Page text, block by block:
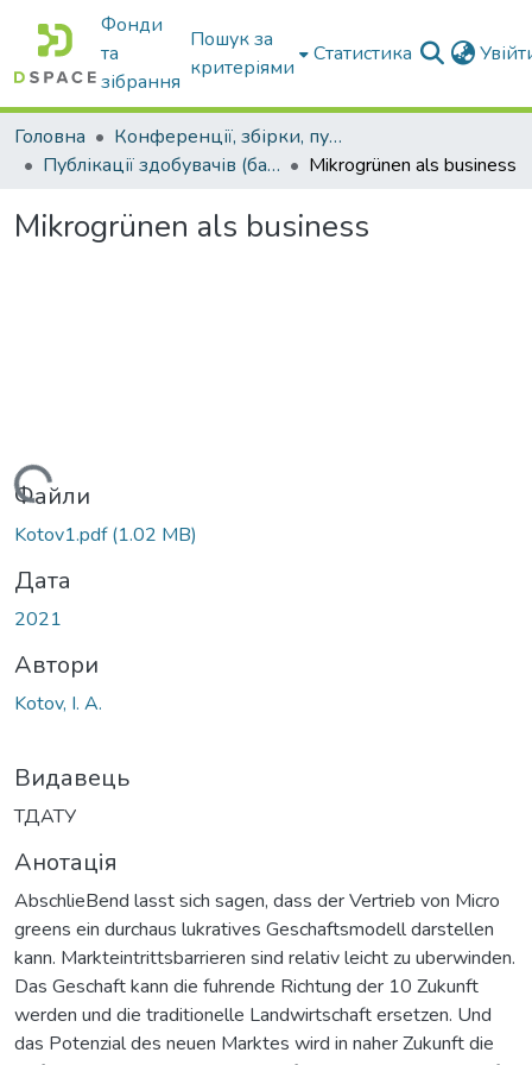
Фонди
та
зібрання
Пошук за
критеріями
Статистика
Головна
Конференції, збірки, публікації молодих вчених і здобувачів : магістрів, бакалаврів, аспірантів.
Публікації здобувачів (бакалаврів. магістрів, аспірантів)
Mikrogrünen als business
Mikrogrünen als business
Вантажиться...
Файли
Kotov1.pdf(1.02 MB)
Дата
2021
Автори
Kotov, I. A.
Видавець
ТДАТУ
Анотація
AbschlieBend lasst sich sagen, dass der Vertrieb von Micro
greens ein durchaus lukratives Geschaftsmodell darstellen
kann. Markteintrittsbarrieren sind relativ leicht zu uberwinden.
Das Geschaft kann die fuhrende Richtung der 10 Zukunft
werden und die traditionelle Landwirtschaft ersetzen. Und
das Potenzial des neuen Marktes wird in naher Zukunft die